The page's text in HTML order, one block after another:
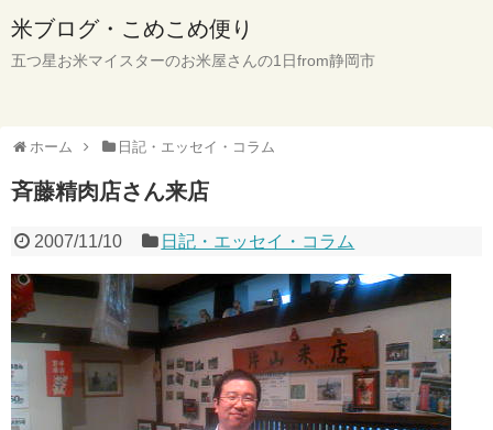
米ブログ・こめこめ便り
五つ星お米マイスターのお米屋さんの1日from静岡市
ホーム 日記・エッセイ・コラム
斉藤精肉店さん来店
2007/11/10 日記・エッセイ・コラム